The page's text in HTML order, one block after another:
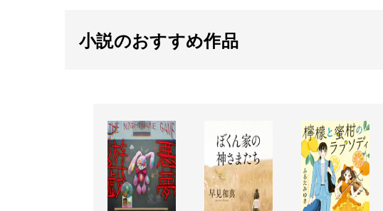
小説のおすすめ作品